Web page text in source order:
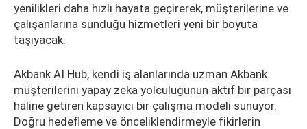
yenilikleri daha hızlı hayata geçirerek, müşterilerine ve
çalışanlarına sunduğu hizmetleri yeni bir boyuta
taşıyacak.
Akbank AI Hub, kendi iş alanlarında uzman Akbank
müşterilerini yapay zeka yolculuğunun aktif bir parçası
haline getiren kapsayıcı bir çalışma modeli sunuyor.
Doğru hedefleme ve önceliklendirmeyle fikirlerin